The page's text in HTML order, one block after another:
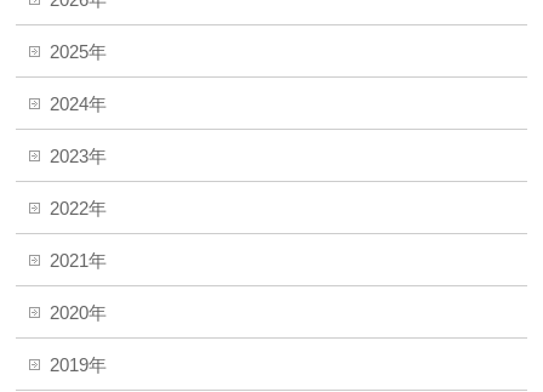
2025年
2024年
2023年
2022年
2021年
2020年
2019年